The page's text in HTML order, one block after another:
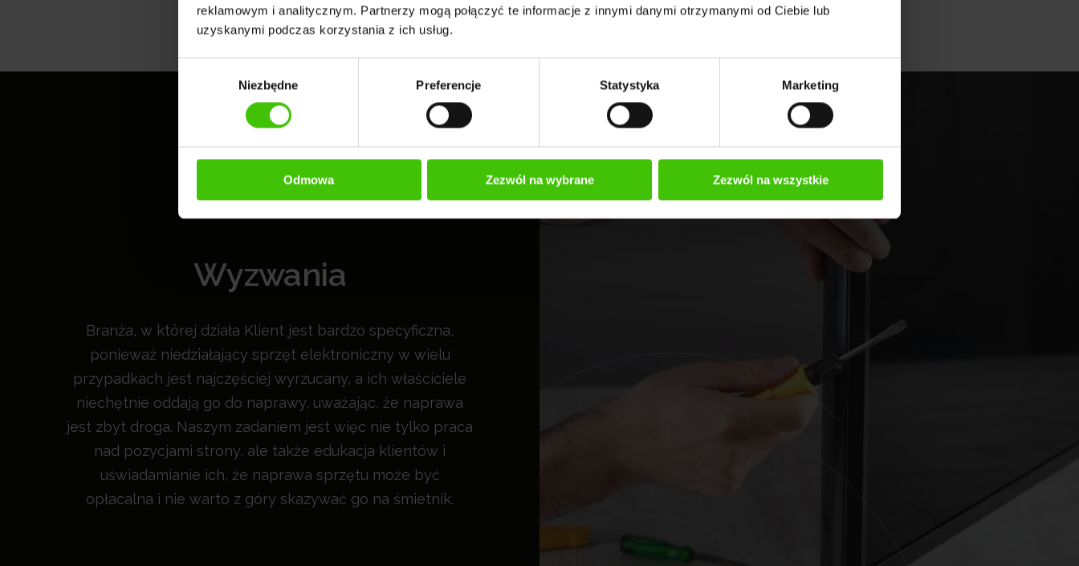
reklamowym i analitycznym. Partnerzy mogą połączyć te informacje z innymi danymi otrzymanymi od Ciebie lub
uzyskanymi podczas korzystania z ich usług.
Niezbędne Preferencje Statystyka Marketing
Odmowa Zezwól na wybrane Zezwól na wszystkie
Wyzwania
Branża, w której działa Klient jest bardzo specyficzna,
ponieważ niedziałający sprzęt elektroniczny w wielu
przypadkach jest najczęściej wyrzucany, a ich właściciele
niechętnie oddają go do naprawy, uważając, że naprawa
jest zbyt droga. Naszym zadaniem jest więc nie tylko praca
nad pozycjami strony, ale także edukacja klientów i
uświadamianie ich, że naprawa sprzętu może być
opłacalna i nie warto z góry skazywać go na śmietnik.